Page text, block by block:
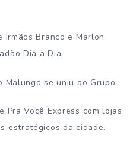
irmãos Branco e Marlon
Dia a Dia.
se uniu ao Grupo.
Pra Você Express com lojas
estratégicos da cidade.